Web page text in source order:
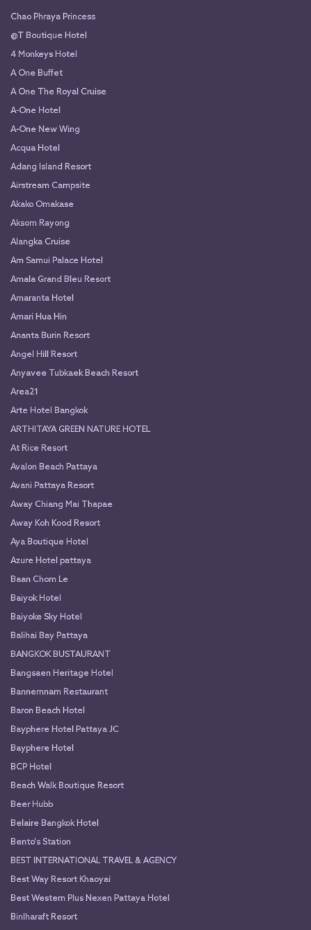
Chao Phraya Princess
@T Boutique Hotel
4 Monkeys Hotel
A One Buffet
A One The Royal Cruise
A-One Hotel
A-One New Wing
Acqua Hotel
Adang Island Resort
Airstream Campsite
Akako Omakase
Aksorn Rayong
Alangka Cruise
Am Samui Palace Hotel
Amala Grand Bleu Resort
Amaranta Hotel
Amari Hua Hin
Ananta Burin Resort
Angel Hill Resort
Anyavee Tubkaek Beach Resort
Area21
Arte Hotel Bangkok
ARTHITAYA GREEN NATURE HOTEL
At Rice Resort
Avalon Beach Pattaya
Avani Pattaya Resort
Away Chiang Mai Thapae
Away Koh Kood Resort
Aya Boutique Hotel
Azure Hotel pattaya
Baan Chom Le
Baiyok Hotel
Baiyoke Sky Hotel
Balihai Bay Pattaya
BANGKOK BUSTAURANT
Bangsaen Heritage Hotel
Bannernnam Restaurant
Baron Beach Hotel
Bayphere Hotel Pattaya JC
Bayphere Hotel
BCP Hotel
Beach Walk Boutique Resort
Beer Hubb
Belaire Bangkok Hotel
Bento's Station
BEST INTERNATIONAL TRAVEL & AGENCY
Best Way Resort Khaoyai
Best Western Plus Nexen Pattaya Hotel
Binlharaft Resort